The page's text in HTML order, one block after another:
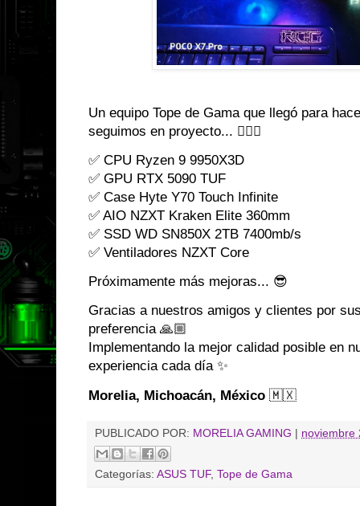
Un equipo Tope de Gama que llegó para
seguimos en proyecto... 👌🏼😌
✅ CPU Ryzen 9 9950X3D
✅ GPU RTX 5090 TUF
✅ Case Hyte Y70 Touch Infinite
✅ AIO NZXT Kraken Elite 360mm
✅ SSD WD SN850X 2TB 7400mb/s
✅ Ventiladores NZXT Core
Próximamente más mejoras... 😎
Gracias a nuestros amigos y clientes por
preferencia 🙏🏼
Implementando la mejor calidad posible en
experiencia cada día ✨
Morelia, Michoacán, México 🇲🇽
PUBLICADO POR: MORELIA GAMING | noviembre
Categorías: ASUS TUF, Tope de Gama